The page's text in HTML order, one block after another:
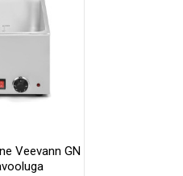
Veevann GN